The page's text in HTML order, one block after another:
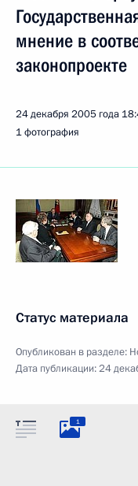
мнение в
законопроекте
24 декабря 2005 года
1 фотография
Статус материала
Опубликован в разделе:
Дата публикации:24
1